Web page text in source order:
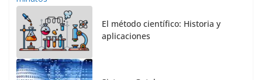
El método científico: Historia y
aplicaciones